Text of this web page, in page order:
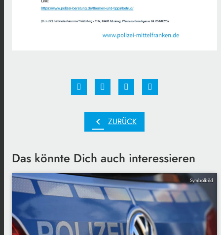
chevron_left ZURÜCK
Das könnte Dich auch interessieren
Symbolbild